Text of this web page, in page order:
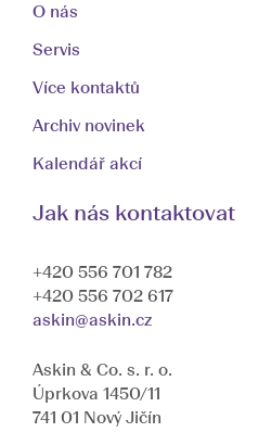
O nás
Servis
Více kontaktů
Archiv novinek
Kalendář akcí
Jak nás kontaktovat
+420 556 701 782
+420 556 702 617
askin@askin.cz
Askin & Co. s. r. o.
Úprkova 1450/11
741 01 Nový Jičín